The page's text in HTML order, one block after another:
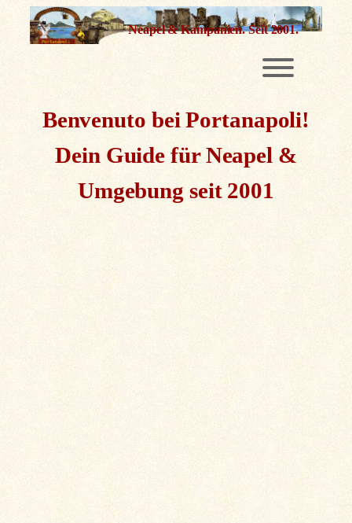
Zum
Inhalt
Neapel & Kampanien.Seit 2001.
Benvenuto bei Portanapoli!
Dein Guide für Neapel &
Umgebung seit 2001